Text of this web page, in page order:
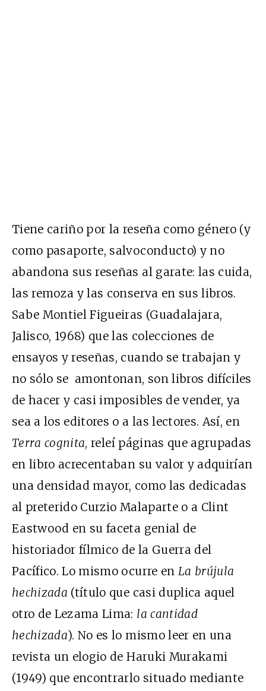
Tiene cariño por la reseña como género (y
como pasaporte, salvoconducto) y no
abandona sus reseñas al garate: las cuida,
las remoza y las conserva en sus libros.
Sabe Montiel Figueiras (Guadalajara,
Jalisco, 1968) que las colecciones de
ensayos y reseñas, cuando se trabajan y
no sólo se amontonan, son libros difíciles
de hacer y casi imposibles de vender, ya
sea a los editores o a las lectores. Así, en
Terra cognita, releí páginas que agrupadas
en libro acrecentaban su valor y adquirían
una densidad mayor, como las dedicadas
al preterido Curzio Malaparte o a Clint
Eastwood en su faceta genial de
historiador fílmico de la Guerra del
Pacífico. Lo mismo ocurre en La brújula
hechizada (título que casi duplica aquel
otro de Lezama Lima: la cantidad
hechizada). No es lo mismo leer en una
revista un elogio de Haruki Murakami
(1949) que encontrarlo situado mediante